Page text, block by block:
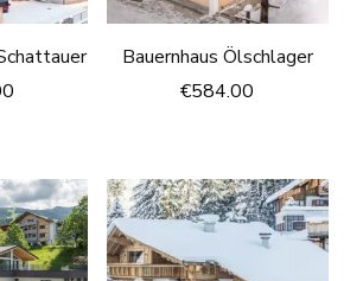
Bauernhaus Ölschlager
€584.00